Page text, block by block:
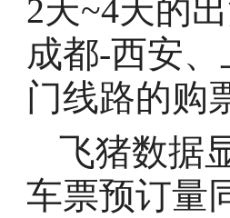
2天~4天的
成都-西安
门线路的购
飞猪数据
车票预订量